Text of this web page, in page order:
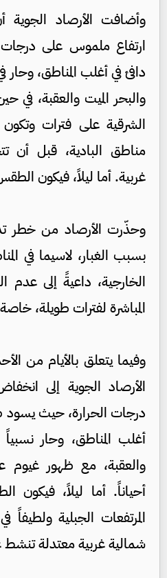
وأضافت الأرصاد
ارتفاع ملموس على
دافئ في أغلب المناطق، وحار
والبحر الميت والعقبة، في
الشرقية على فترات
مناطق البادية، قبل أن
غربية. أما ليلاً، فيكون
وحذّرت الأرصاد من خطر
بسبب الغبار، لاسيما في
الخارجية، داعيةً إلى
المباشرة لفترات طويلة،
وفيما يتعلق بالأيام من
الأرصاد الجوية إلى
درجات الحرارة، حيث
أغلب المناطق، وحار نسبياً
والعقبة، مع ظهور غيوم
أحياناً. أما ليلاً، فيكون
المرتفعات الجبلية ولطيفاً
شمالية غربية معتدلة